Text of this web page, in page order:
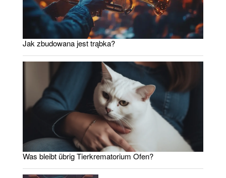
Jak zbudowana jest trąbka?
Was bleibt übrig Tierkrematorium Ofen?